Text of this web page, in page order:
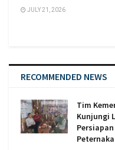
JULY 21, 2026
RECOMMENDED NEWS
Tim
Kunjungi